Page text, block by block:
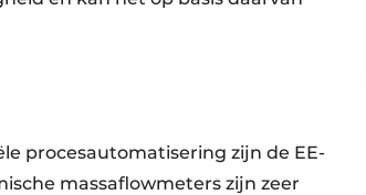
procesautomatisering zijn de EE-
massaflowmeters zijn zeer